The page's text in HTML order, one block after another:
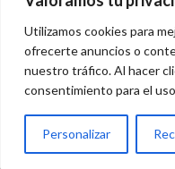
Utilizamos cookies para
ofrecerte anuncios o
nuestro tráfico. Al hacer
consentimiento para el
Personalizar
entradas